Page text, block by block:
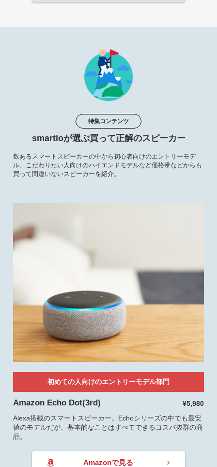
特集コンテンツ
smartioが選ぶ買って正解のスピーカー
数あるスマートスピーカーの中から初心者向けのエントリーモデ
ル、こだわりたい人向けのハイエンドモデルなど価格帯などからも
買って間違いないスピーカーを紹介。
初めての人向けのエントリーモデル部門
Amazon Echo Dot(3rd)
¥5,980
Alexa搭載のスマートスピーカー。Echoシリーズの中でも最安
値のモデルだが、基本的なことはすべてできるコスパ抜群の商
品。
Amazonで見る